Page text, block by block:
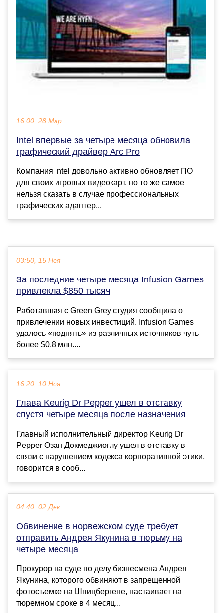
16:00, 28 Мар
Intel впервые за четыре месяца обновила
графический драйвер Arc Pro
Компания Intel довольно активно обновляет ПО
для своих игровых видеокарт, но то же самое
нельзя сказать в случае профессиональных
графических адаптер...
03:50, 15 Ноя
За последние четыре месяца Infusion Games
привлекла $850 тысяч
Работавшая с Green Grey студия сообщила о
привлечении новых инвестиций. Infusion Games
удалось «поднять» из различных источников чуть
более $0,8 млн....
16:20, 10 Ноя
Глава Keurig Dr Pepper ушел в отставку
спустя четыре месяца после назначения
Главный исполнительный директор Keurig Dr
Pepper Озан Докмеджиоглу ушел в отставку в
связи с нарушением кодекса корпоративной этики,
говорится в сооб...
04:40, 02 Дек
Обвинение в норвежском суде требует
отправить Андрея Якунина в тюрьму на
четыре месяца
Прокурор на суде по делу бизнесмена Андрея
Якунина, которого обвиняют в запрещенной
фотосъемке на Шпицбергене, настаивает на
тюремном сроке в 4 месяц...